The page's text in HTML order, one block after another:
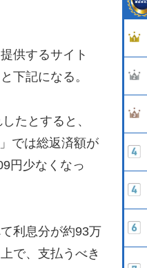
供するサイト
下記になる。
たとすると、
では総返済額が
円少なくなっ
利息分が約93万
で、支払うべき